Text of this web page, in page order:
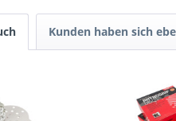
Kunden haben sich